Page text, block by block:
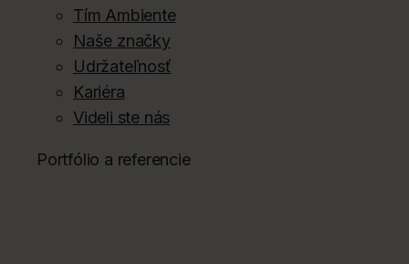
Tím Ambiente
Naše značky
Udržateľnosť
Kariéra
Videli ste nás
Portfólio a referencie